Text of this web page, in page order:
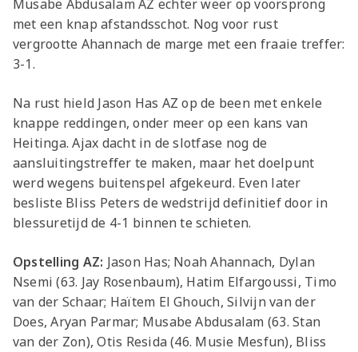
Musabe Abdusalam AZ echter weer op voorsprong
met een knap afstandsschot. Nog voor rust
vergrootte Ahannach de marge met een fraaie treffer:
3-1.
Na rust hield Jason Has AZ op de been met enkele
knappe reddingen, onder meer op een kans van
Heitinga. Ajax dacht in de slotfase nog de
aansluitingstreffer te maken, maar het doelpunt
werd wegens buitenspel afgekeurd. Even later
besliste Bliss Peters de wedstrijd definitief door in
blessuretijd de 4-1 binnen te schieten.
Opstelling AZ: Jason Has; Noah Ahannach, Dylan
Nsemi (63. Jay Rosenbaum), Hatim Elfargoussi, Timo
van der Schaar; Haïtem El Ghouch, Silvijn van der
Does, Aryan Parmar; Musabe Abdusalam (63. Stan
van der Zon), Otis Resida (46. Musie Mesfun), Bliss